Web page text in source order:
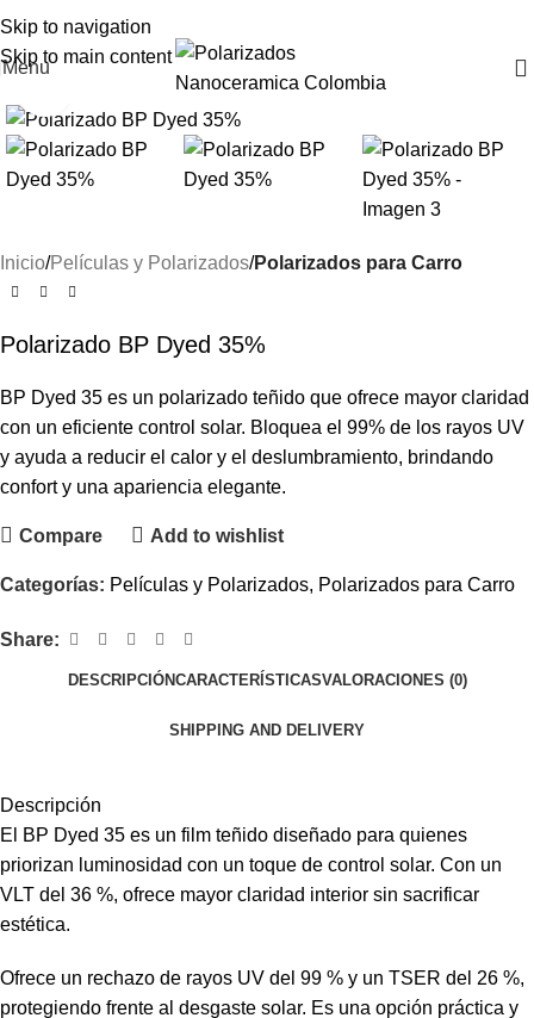
Skip to navigation
Skip to main content
Menu
Click to enlarge
Inicio Películas y Polarizados Polarizados para Carro
Polarizado BP Dyed 35%
BP Dyed 35 es un polarizado teñido que ofrece mayor claridad
con un eficiente control solar. Bloquea el 99% de los rayos UV
y ayuda a reducir el calor y el deslumbramiento, brindando
confort y una apariencia elegante.
Compare Add to wishlist
Categorías: Películas y Polarizados, Polarizados para Carro
Share:
DESCRIPCIÓNCARACTERÍSTICASVALORACIONES (0)
SHIPPING AND DELIVERY
Descripción
El BP Dyed 35 es un film teñido diseñado para quienes
priorizan luminosidad con un toque de control solar. Con un
VLT del 36 %, ofrece mayor claridad interior sin sacrificar
estética.
Ofrece un rechazo de rayos UV del 99 % y un TSER del 26 %,
protegiendo frente al desgaste solar. Es una opción práctica y